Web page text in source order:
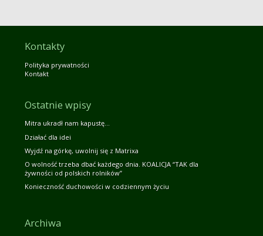
Kontakty
Polityka prywatności
Kontakt
Ostatnie wpisy
Mitra ukradł nam kapustę…
Działać dla idei
Wyjdź na górkę, uwolnij się z Matrixa
O wolność trzeba dbać każdego dnia. KOALICJA “TAK dla
żywności od polskich rolników”
Konieczność duchowości w codziennym życiu
Archiwa